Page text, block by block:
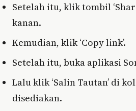
Setelah itu, klik tombil
kanan.
Kemudian, klik ‘Copy link’.
Setelah itu, buka aplikasi
Lalu klik ‘Salin Tautan’ di
disediakan.